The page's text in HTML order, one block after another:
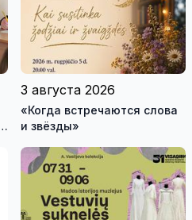
антитеррористические
учения «Baltic Shadow»
3 августа 2026
«Когда встречаются слова
и звёзды»